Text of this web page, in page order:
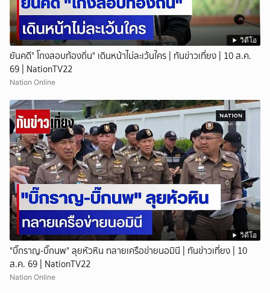
วิดีโอ
ยันคดี" โกงสอบท้องถิ่น" เดินหน้าไม่ละเว้นใคร | ทันข่าวเที่ยง | 10 ส.ค.
69 | NationTV22
Nation Online
วิดีโอ
"บิ๊กราญ-บิ๊กนพ" ลุยหัวหิน ทลายเครือข่ายนอมินี | ทันข่าวเที่ยง | 10
ส.ค. 69 | NationTV22
Nation Online